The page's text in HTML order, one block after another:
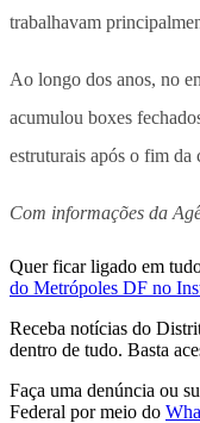
trabalhavam
Ao longo dos anos, no
acumulou boxes
estruturais após o fim da
Com informações da
Quer ficar ligado em
do Metrópoles DF no
Receba notícias do
dentro de tudo. Basta
Faça uma denúncia ou
Federal por meio do